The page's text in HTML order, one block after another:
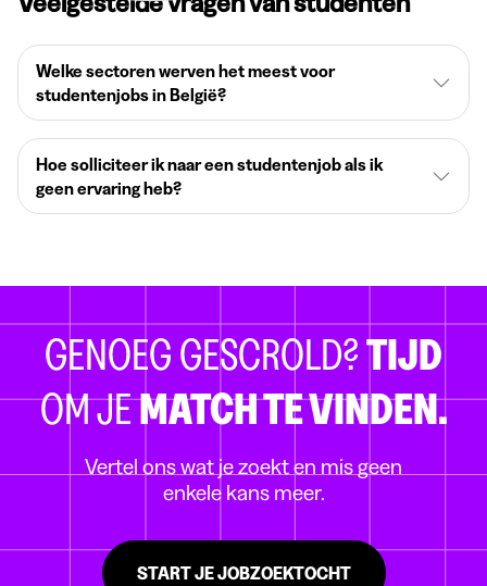
Welke sectoren werven het meest voor
studentenjobs in België?
Hoe solliciteer ik naar een studentenjob als ik
geen ervaring heb?
GENOEG GESCROLD?TIJD
OM JEMATCH TE VINDEN.
Vertel ons wat je zoekt en mis geen
enkele kans meer.
START JE JOBZOEKTOCHT